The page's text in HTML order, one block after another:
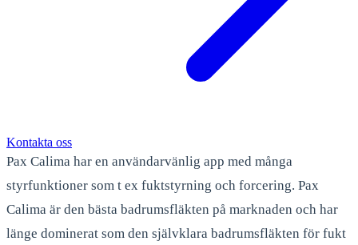
Kontakta oss
Pax Calima har en användarvänlig app med många
styrfunktioner som t ex fuktstyrning och forcering. Pax
Calima är den bästa badrumsfläkten på marknaden och har
länge dominerat som den självklara badrumsfläkten för fukt